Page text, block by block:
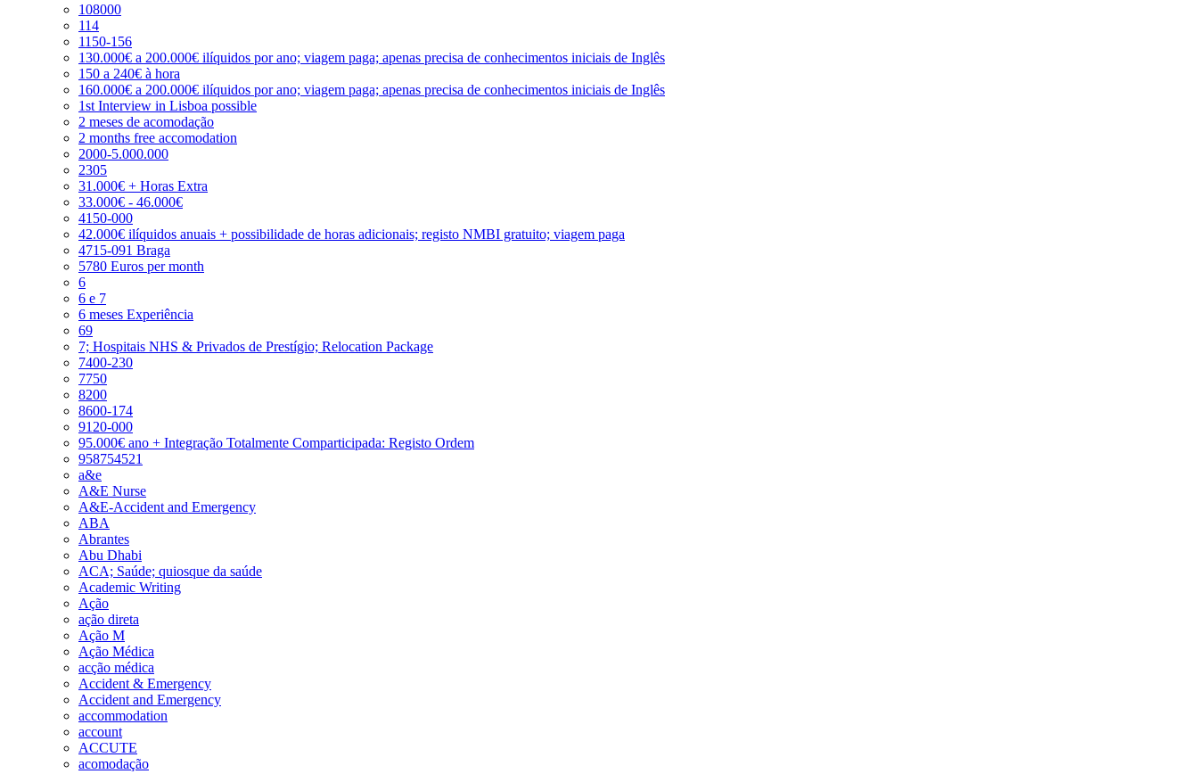
108000
114
1150-156
130.000€ a 200.000€ ilíquidos por ano; viagem paga; apenas precisa de conhecimentos iniciais de Inglês
150 a 240€ à hora
160.000€ a 200.000€ ilíquidos por ano; viagem paga; apenas precisa de conhecimentos iniciais de Inglês
1st Interview in Lisboa possible
2 meses de acomodação
2 months free accomodation
2000-5.000.000
2305
31.000€ + Horas Extra
33.000€ - 46.000€
4150-000
42.000€ ilíquidos anuais + possibilidade de horas adicionais; registo NMBI gratuito; viagem paga
4715-091 Braga
5780 Euros per month
6
6 e 7
6 meses Experiência
69
7; Hospitais NHS & Privados de Prestígio; Relocation Package
7400-230
7750
8200
8600-174
9120-000
95.000€ ano + Integração Totalmente Comparticipada: Registo Ordem
958754521
a&e
A&E Nurse
A&E-Accident and Emergency
ABA
Abrantes
Abu Dhabi
ACA; Saúde; quiosque da saúde
Academic Writing
Ação
ação direta
Ação M
Ação Médica
acção médica
Accident & Emergency
Accident and Emergency
accommodation
account
ACCUTE
acomodação